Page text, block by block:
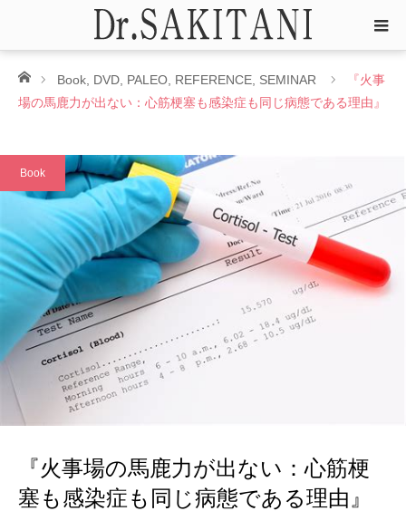
ホームBook DVD PALEO REFERENCE SEMINAR
『火事
場の馬鹿力が出ない：心筋梗塞も感染症も同じ病態である理由』
Book
『火事場の馬鹿力が出ない：心筋梗
塞も感染症も同じ病態である理由』